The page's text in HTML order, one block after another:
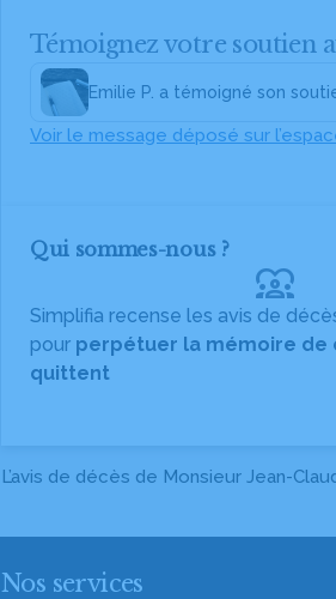
Témoignez votre soutien
Emilie P. a témoigné son
Voir le message déposé sur
Qui sommes-nous ?
diversity_1
Simplifia recense les avis de
pour perpétuer la mémoire de
quittent
L’avis de décès de Monsieur Jean-
Nos services